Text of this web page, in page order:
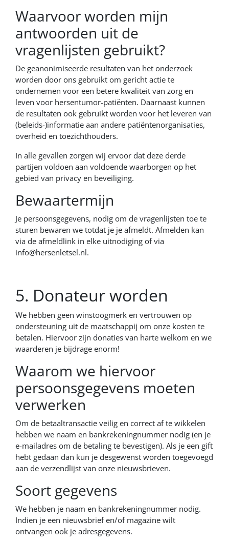
Waarvoor worden mijn
antwoorden uit de
vragenlijsten gebruikt?
De geanonimiseerde resultaten van het onderzoek
worden door ons gebruikt om gericht actie te
ondernemen voor een betere kwaliteit van zorg en
leven voor hersentumor-patiënten. Daarnaast kunnen
de resultaten ook gebruikt worden voor het leveren van
(beleids-)informatie aan andere patiëntenorganisaties,
overheid en toezichthouders.
In alle gevallen zorgen wij ervoor dat deze derde
partijen voldoen aan voldoende waarborgen op het
gebied van privacy en beveiliging.
Bewaartermijn
Je persoonsgegevens, nodig om de vragenlijsten toe te
sturen bewaren we totdat je je afmeldt. Afmelden kan
via de afmeldlink in elke uitnodiging of via
info@hersenletsel.nl.
5. Donateur worden
We hebben geen winstoogmerk en vertrouwen op
ondersteuning uit de maatschappij om onze kosten te
betalen. Hiervoor zijn donaties van harte welkom en we
waarderen je bijdrage enorm!
Waarom we hiervoor
persoonsgegevens moeten
verwerken
Om de betaaltransactie veilig en correct af te wikkelen
hebben we naam en bankrekeningnummer nodig (en je
e-mailadres om de betaling te bevestigen). Als je een gift
hebt gedaan dan kun je desgewenst worden toegevoegd
aan de verzendlijst van onze nieuwsbrieven.
Soort gegevens
We hebben je naam en bankrekeningnummer nodig.
Indien je een nieuwsbrief en/of magazine wilt
ontvangen ook je adresgegevens.